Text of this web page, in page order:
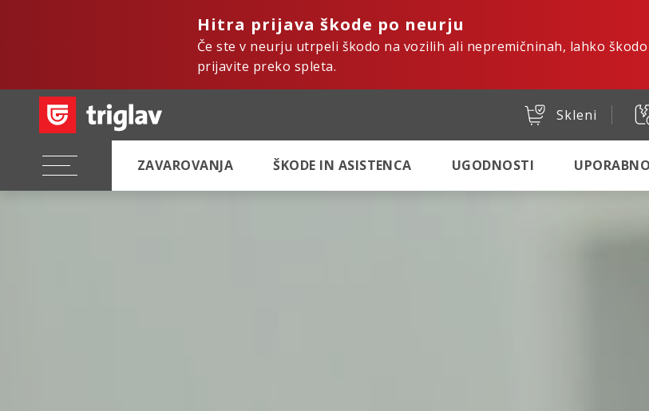
Hitra prijava škode po neurju
Če ste v neurju utrpeli škodo na vozilih ali nepremičninah, lahko
prijavite preko spleta.
Skleni
ZAVAROVANJA ŠKODE IN ASISTENCA UGODNOSTI UPORABNO